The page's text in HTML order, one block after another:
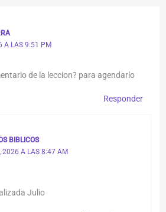
A LAS 9:51 PM
de la leccion? para agendarlo
Responder
BIBLICOS
2026 A LAS 8:47 AM
Julio